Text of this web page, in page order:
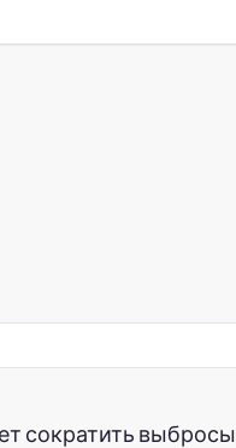
сократить выбросы